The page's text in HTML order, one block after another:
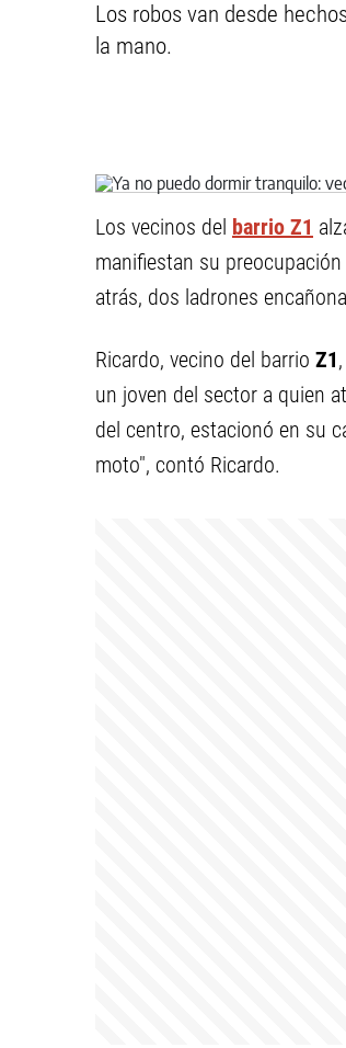
Los robos van desde
la mano.
Los vecinos del barrio Z1
manifiestan su
atrás, dos ladrones
Ricardo, vecino del barrio Z1
un joven del sector a quien
del centro, estacionó en su
moto", contó Ricardo.